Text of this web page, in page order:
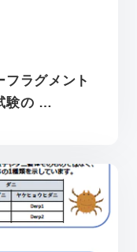
フラグメント
験の …